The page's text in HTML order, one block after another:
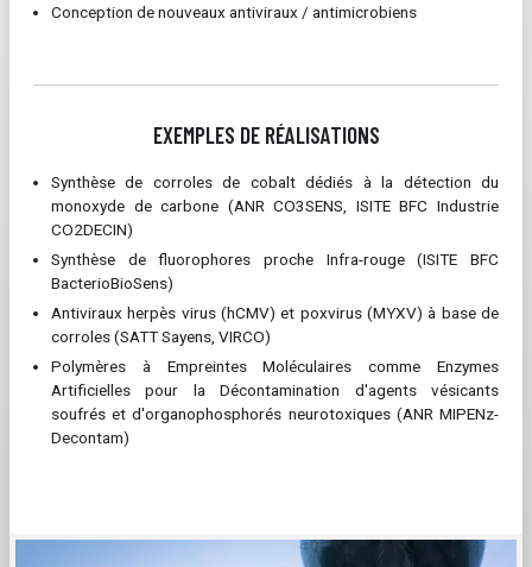
Conception de nouveaux antiviraux / antimicrobiens
EXEMPLES DE RÉALISATIONS
Synthèse de corroles de cobalt dédiés à la détection du
monoxyde de carbone (ANR CO3SENS, ISITE BFC Industrie
CO2DECIN)
Synthèse de fluorophores proche Infra-rouge (ISITE BFC
BacterioBioSens)
Antiviraux herpès virus (hCMV) et poxvirus (MYXV) à base de
corroles (SATT Sayens, VIRCO)
Polymères à Empreintes Moléculaires comme Enzymes
Artificielles pour la Décontamination d'agents vésicants
soufrés et d'organophosphorés neurotoxiques (ANR MIPENz-
Decontam)